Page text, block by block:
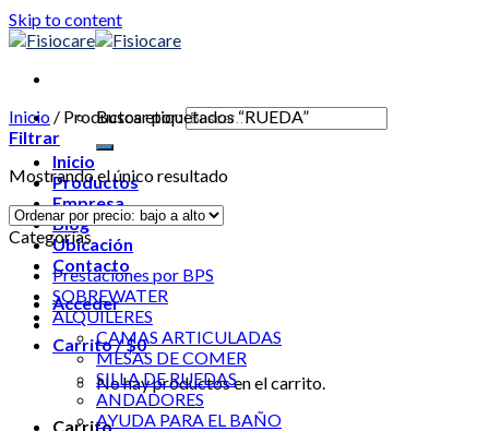
Skip to content
Buscar por:
Inicio
Productos
Empresa
Blog
Ubicación
Contacto
Acceder
Carrito /$0
No hay productos en el carrito.
Carrito
Inicio / Productos etiquetados “RUEDA”
Filtrar
Mostrando el único resultado
Categorías
Prestaciones por BPS
SOBREWATER
ALQUILERES
CAMAS ARTICULADAS
MESAS DE COMER
SILLA DE RUEDAS
ANDADORES
AYUDA PARA EL BAÑO